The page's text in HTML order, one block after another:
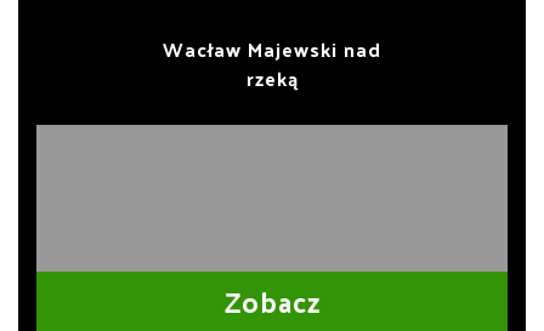
Wacław Majewski nad
rzeką
Zobacz